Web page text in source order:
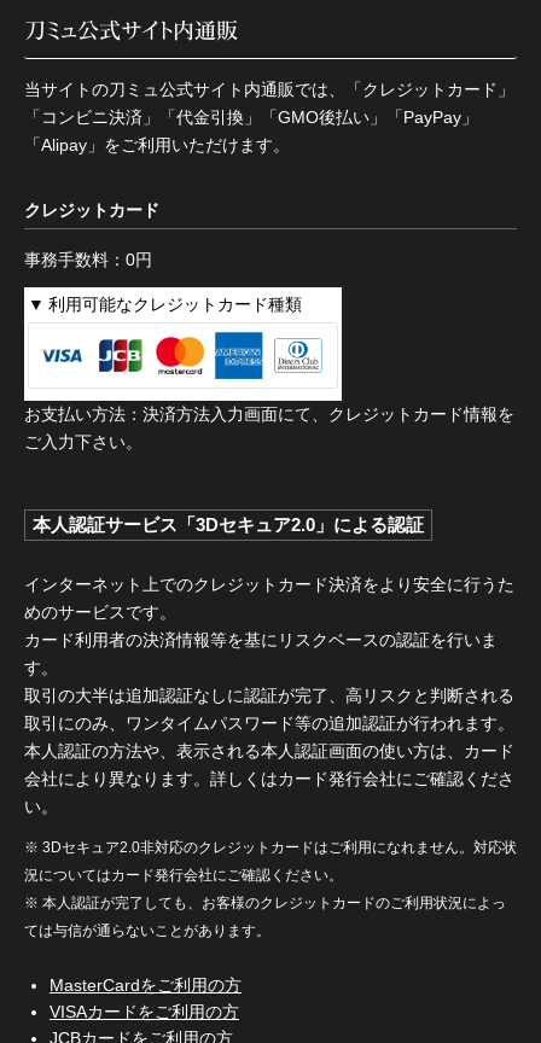
刀ミュ公式サイト内通販
当サイトの刀ミュ公式サイト内通販では、「クレジットカード」
「コンビニ決済」「代金引換」「GMO後払い」「PayPay」
「Alipay」をご利用いただけます。
クレジットカード
事務手数料：0円
利用可能なクレジットカード種類
お支払い方法：決済方法入力画面にて、クレジットカード情報を
ご入力下さい。
本人認証サービス「3Dセキュア2.0」による認証
インターネット上でのクレジットカード決済をより安全に行うた
めのサービスです。
カード利用者の決済情報等を基にリスクベースの認証を行いま
す。
取引の大半は追加認証なしに認証が完了、高リスクと判断される
取引にのみ、ワンタイムパスワード等の追加認証が行われます。
本人認証の方法や、表示される本人認証画面の使い方は、カード
会社により異なります。詳しくはカード発行会社にご確認くださ
い。
※ 3Dセキュア2.0非対応のクレジットカードはご利用になれません。対応状
況についてはカード発行会社にご確認ください。
※ 本人認証が完了しても、お客様のクレジットカードのご利用状況によっ
ては与信が通らないことがあります。
MasterCardをご利用の方
VISAカードをご利用の方
JCBカードをご利用の方